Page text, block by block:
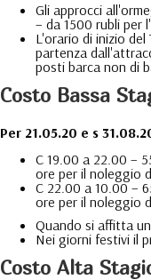
Gli approcci
– da 1500 rubli per
L'orario di inizio del
partenza
posti barca non di
Costo Bassa
Per 21.05.20 e s
C 19.00 a 22.00 –
ore per il noleggio
C 22.00 a 10.00 –
ore per il noleggio
Quando si affitta
Nei giorni festivi il
Costo Alta